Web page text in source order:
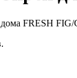
дома FRESH